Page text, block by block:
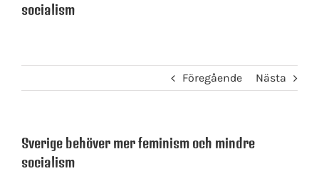
socialism
Föregående Nästa
Sverige behöver mer feminism och mindre
socialism